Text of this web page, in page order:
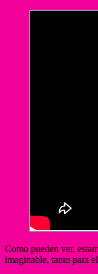
Como pueden ver,
imaginable, tanto para